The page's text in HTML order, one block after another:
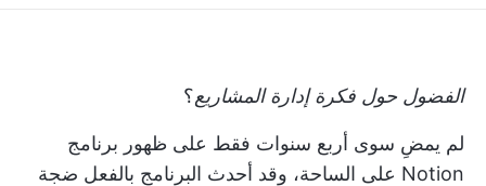
الفضول حول فكرة إدارة المشاريع؟
لم يمضِ سوى أربع سنوات فقط على ظهور برنامج
Notion على الساحة، وقد أحدث البرنامج بالفعل ضجة